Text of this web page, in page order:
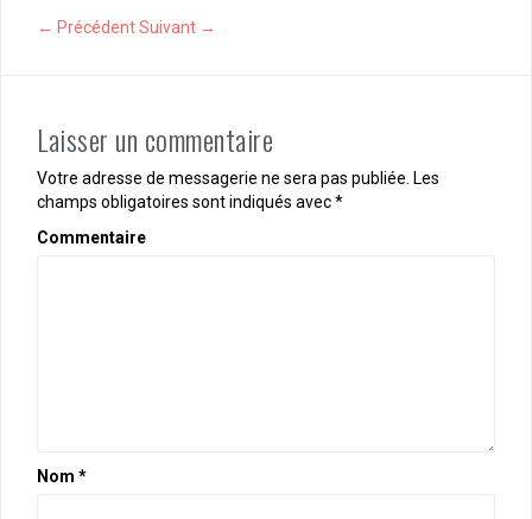
← PrécédentSuivant →
Laisser un commentaire
Votre adresse de messagerie ne sera pas publiée. Les
champs obligatoires sont indiqués avec*
Commentaire
Nom *